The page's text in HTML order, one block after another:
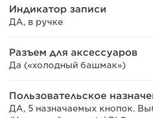
Индикатор записи
ДА, в ручке
Разъем для аксессуаров
Да («холодный башмак»)
Пользовательское
ДА, 5 назначаемых кнопок.